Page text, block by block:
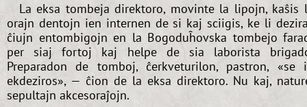
La eksa tombeja direktoro, movinte la lipojn, kaŝis
orajn dentojn ien internen de si kaj sciigis, ke li
ĉiujn entombigojn en la Bogoduĥovska tombejo
per siaj fortoj kaj helpe de sia laborista
Preparadon de tomboj, ĉerkveturilon, pastron, «se
ekdeziros», — ĉion de la eksa direktoro. Nu kaj,
sepultajn akcesoraĵojn.